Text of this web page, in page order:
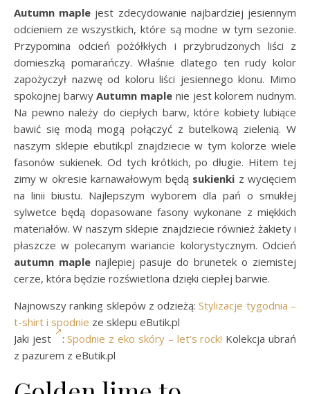
Autumn maple jest zdecydowanie najbardziej jesiennym
odcieniem ze wszystkich, które są modne w tym sezonie.
Przypomina odcień pożółkłych i przybrudzonych liści z
domieszką pomarańczy. Właśnie dlatego ten rudy kolor
zapożyczył nazwę od koloru liści jesiennego klonu. Mimo
spokojnej barwyAutumn maple nie jest kolorem nudnym.
Na pewno należy do ciepłych barw, które kobiety lubiące
bawić się modą mogą połączyć z butelkową zielenią. W
naszym sklepie ebutik.pl znajdziecie w tym kolorze wiele
fasonów sukienek. Od tych krótkich, po długie. Hitem tej
zimy w okresie karnawałowym będą sukienki z wycięciem
na linii biustu. Najlepszym wyborem dla pań o smukłej
sylwetce będą dopasowane fasony wykonane z miękkich
materiałów. W naszym sklepie znajdziecie również żakiety i
płaszcze w polecanym wariancie kolorystycznym. Odcień
autumn maple najlepiej pasuje do brunetek o ziemistej
cerze, która będzie rozświetlona dzięki ciepłej barwie.
Najnowszy ranking sklepów z odzieżą:Stylizacje tygodnia –
t-shirt i spodnie ze sklepu eButik.pl
Jaki jest
:Spodnie z eko skóry – let’s rock! Kolekcja ubrań
z pazurem z eButik.pl